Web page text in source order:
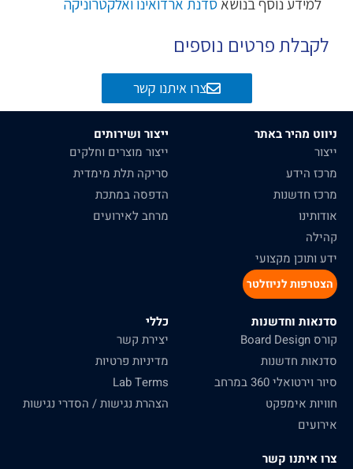
למידע נוסף בנושאסדנת ארדואינו ואלקטרוניקה
לקבלת פרטים נוספים
צרו איתנו קשר
ניווט מהיר באתר
ייצור
מרכז הידע
מרכז חדשנות
אודותינו
קהילה
ידע ותוכן מקצועי
הצטרפות לניוזלטר
ייצור ושירותים
ייצור מוצרים וחלקים
סריקה תלת מימדית
הדפסה במתכת
מרחב לאירועים
סדנאות וחדשנות
קורס Board Design
סדנאות חדשנות
סיור וירטואלי 360 במרחב
חוויות אימפקט
אירועים
כללי
יצירת קשר
מדיניות פרטיות
Lab Terms
הצהרת נגישות / הסדרי נגישות
צרו איתנו קשר